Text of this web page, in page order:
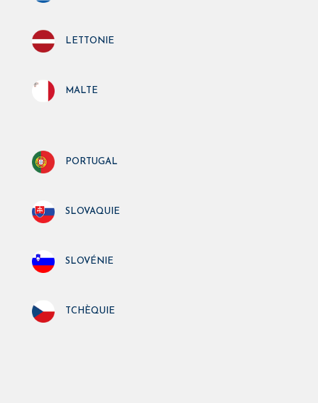
lettonie
malte
portugal
slovaquie
slovénie
tchèquie